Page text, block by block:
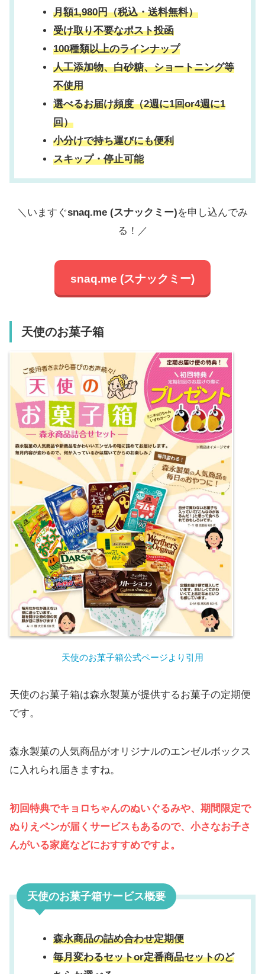
月額1,980円（税込・送料無料）
受け取り不要なポスト投函
100種類以上のラインナップ
人工添加物、白砂糖、ショートニング等
不使用
選べるお届け頻度（2週に1回or4週に1
回）
小分けで持ち運びにも便利
スキップ・停止可能
＼いますぐsnaq.me (スナックミー)を申し込んでみ
る！／
snaq.me (スナックミー)
天使のお菓子箱
天使のお菓子箱公式ページより引用
天使のお菓子箱は森永製菓が提供するお菓子の定期便
です。
森永製菓の人気商品がオリジナルのエンゼルボックス
に入れられ届きますね。
初回特典でキョロちゃんのぬいぐるみや、期間限定で
ぬりえペンが届くサービスもあるので、小さなお子さ
んがいる家庭などにおすすめですよ。
天使のお菓子箱サービス概要
森永商品の詰め合わせ定期便
毎月変わるセットor定番商品セットのど